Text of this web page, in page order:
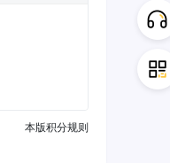
本版积分规则